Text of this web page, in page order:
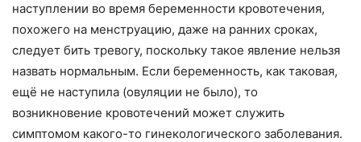
наступлении во время беременности кровотечения,
похожего на менструацию, даже на ранних сроках,
следует бить тревогу, поскольку такое явление нельзя
назвать нормальным. Если беременность, как таковая,
ещё не наступила (овуляции не было), то
возникновение кровотечений может служить
симптомом какого-то гинекологического заболевания.